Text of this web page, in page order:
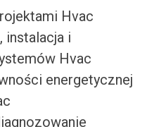
Hvac
instalacja i
Hvac
energetycznej